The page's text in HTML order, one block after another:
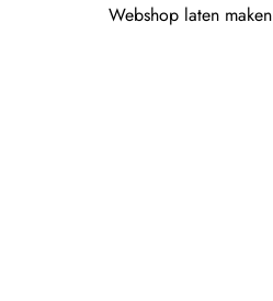
Webshop laten maken